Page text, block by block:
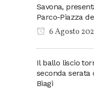
Savona,
Parco-Piazza
6 Agosto
Il ballo liscio
seconda serata
Biagi